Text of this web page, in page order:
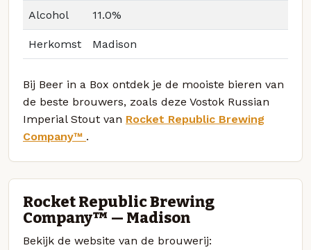
Alcohol 11.0%
Herkomst Madison
Bij Beer in a Box ontdek je de mooiste bieren van
de beste brouwers, zoals deze Vostok Russian
Imperial Stout van Rocket Republic Brewing
Company™ .
Rocket Republic Brewing
Company™ — Madison
Bekijk de website van de brouwerij: